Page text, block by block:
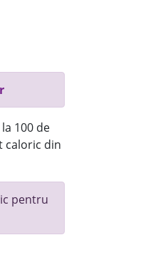
100 de
caloric din
pentru